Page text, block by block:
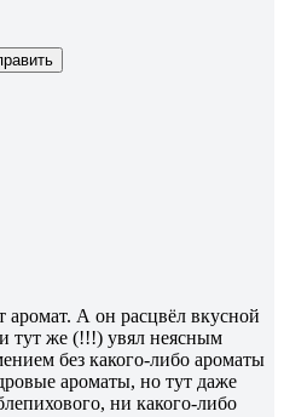
А он расцвёл вкусной
тут же (!!!) увял неясным
без какого-либо ароматы
ароматы, но тут даже
ни какого-либо